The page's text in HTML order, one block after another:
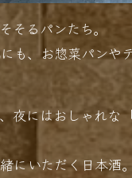
そるパンたち。
も、お惣菜パンや
夜にはおしゃれな
にいただく日本酒